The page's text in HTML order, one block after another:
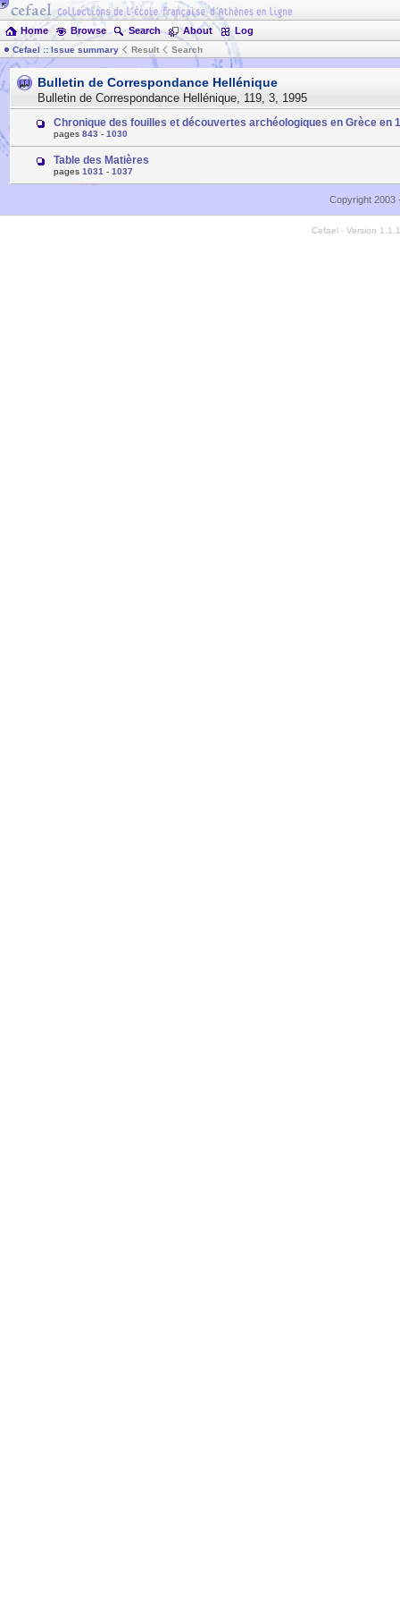
Home Browse Search About Log
Cefael :: Issue summary Result Search
Bulletin de Correspondance Hellénique
Bulletin de Correspondance Hellénique, 119, 3, 1995
Chronique des fouilles et découvertes archéologiques en Grèce en
pages 843 - 1030
Table des Matières
pages 1031 - 1037
Copyright 2003
Cefael - Version